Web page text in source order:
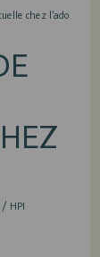
chez l’ado
/ HPI